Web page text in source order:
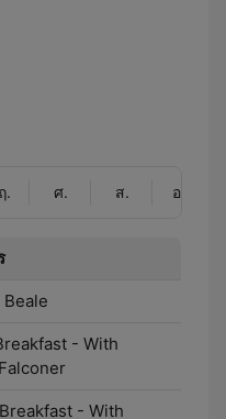
. ศ. ส. อา.
- With
- With